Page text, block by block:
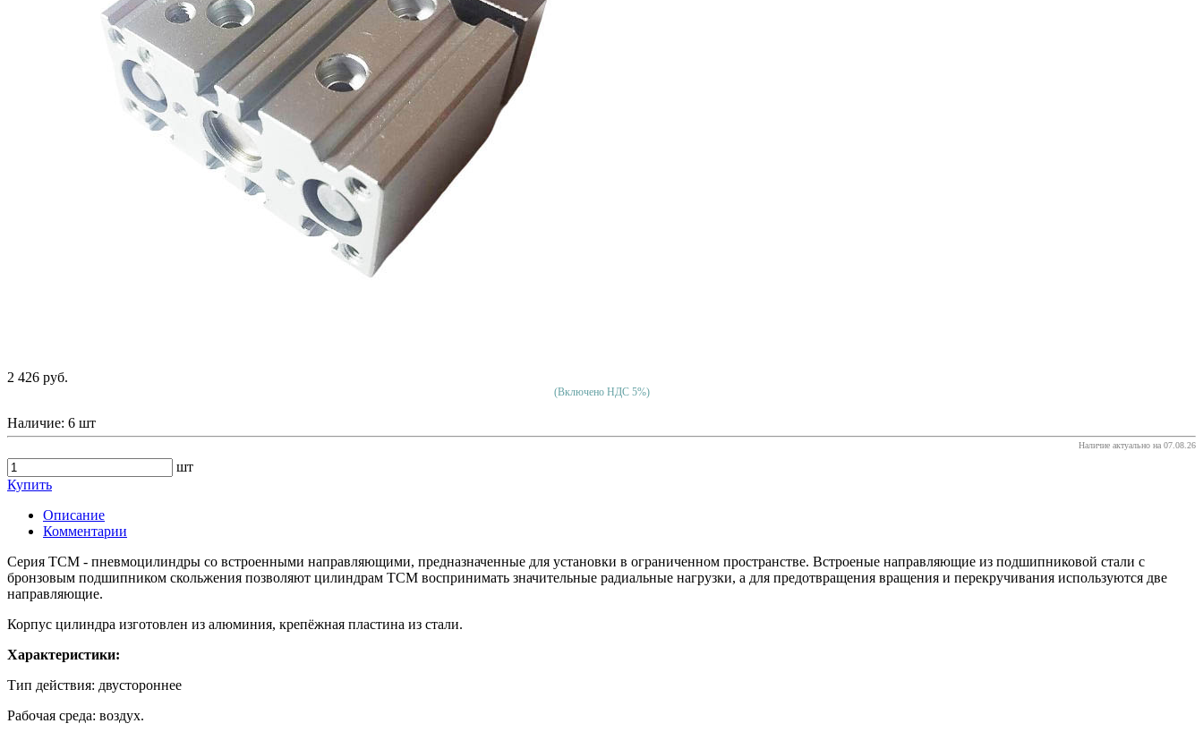
2 426 руб.
(Включено НДС 5%)
Наличие: 6 шт
Наличие актуально на 07.08.26
шт
Купить
Описание
Комментарии
Серия ТСМ - пневмоцилиндры со встроенными направляющими, предназначенные для установки в ограниченном пространстве. Встроеные направляющие из подшипниковой стали с
бронзовым подшипником скольжения позволяют цилиндрам ТСМ воспринимать значительные радиальные нагрузки, а для предотвращения вращения и перекручивания используются две
направляющие.
Корпус цилиндра изготовлен из алюминия, крепёжная пластина из стали.
Характеристики:
Тип действия: двустороннее
Рабочая среда: воздух.